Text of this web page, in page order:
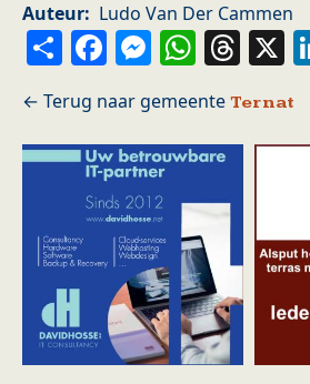
Auteur
Ludo Van Der Cammen
ShareFacebook
Ternat